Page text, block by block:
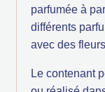
parfumée à
différents
avec des
Le contenant